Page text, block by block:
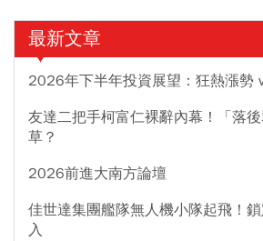
最新文章
2026年下半年投資展望：狂熱漲勢
友達二把手柯富仁裸辭內幕！「落
草？
2026前進大南方論壇
佳世達集團艦隊無人機小隊起飛！
入